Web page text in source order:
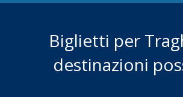
Biglietti per
destinazioni